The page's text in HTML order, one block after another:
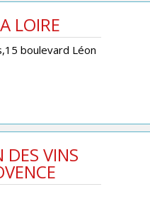
LOIRE
boulevard Léon
DES VINS